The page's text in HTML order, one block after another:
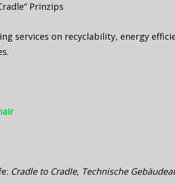
Prinzips
services on recyclability, energy
Cradle to Cradle, Technische